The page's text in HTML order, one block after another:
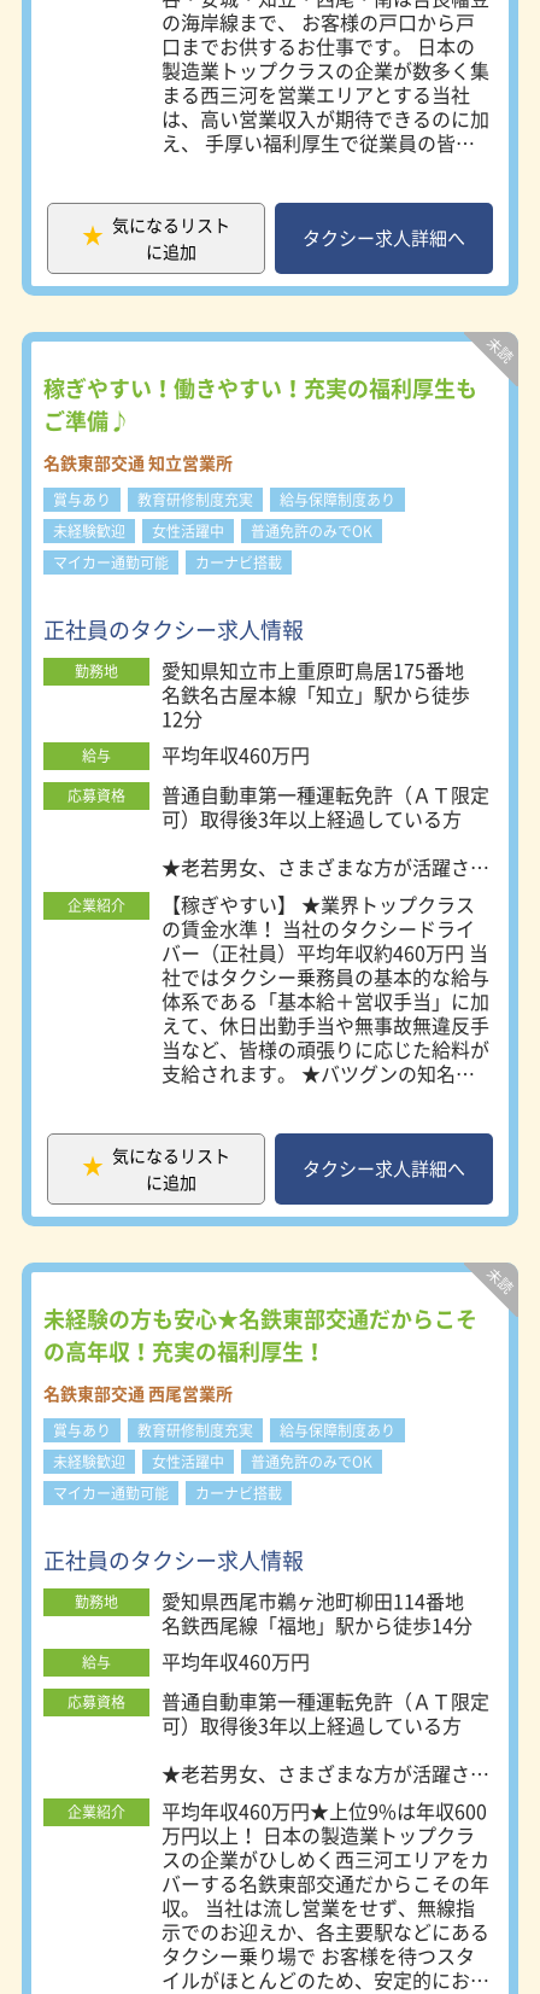
応募下さい！
会社説明・見学だけでもOKです！
の海岸線まで、 お客様の戸口から戸
口までお供するお仕事です。 日本の
製造業トップクラスの企業が数多く集
まる西三河を営業エリアとする当社
は、高い営業収入が期待できるのに加
え、 手厚い福利厚生で従業員の皆様
ラプ活動など、 和気あいあいな雰囲
気の中で、チームワークでお仕事をこ
なしていく職場の雰囲気があります。
あなたも名鉄グループ・従業員の一員
【当社のココが安心】 ★当社に入社
する9割の方が未経験者の方なので運
転・接客のお仕事が未経験の方もご安
心下さい。 独り立ちをするまでに、
導や実車での地理習得等の研修を行い
ます。 独り立ちをしてからも不安な
事やわからない事があれば先輩社員や
管理者がサポートをする体制が整って
います。 ★二種免許をお持ちでない
方二種免許の取得費用は会社が負担し
社員として採用いたします。 ★当社
は流し営業は行わず、無線配車やご予
約のお客様が中心です。なので、収入
の変動はほとんどありません。 ★日
勤制の準社員制度やフレックス社員制
度もありますのでお気軽にご相談下さ
い。 【1日の流れ：例】 １）アルコー
ルチェック、車両点検 ２）お客様を
乗せて目的地まで運転・接客業務
上金の納金業務 ※この間に2時間の休
憩があります。 ■勤務地 本社営業
所：豊田市広久手町二丁目28番地の1
知立営業所：知立市上重原町鳥居175
番地 西尾営業所：西尾市鵜ヶ池町柳
田114番地 ※車通勤OK（無料駐車場
有）
気になるリスト
に追加
タクシー求人詳細へ
稼ぎやすい！働きやすい！充実の福利厚生も
ご準備♪
名鉄東部交通 知立営業所
賞与あり 教育研修制度充実
給与保障制度あり
未経験歓迎
女性活躍中
普通免許のみでOK
マイカー通勤可能
カーナビ搭載
正社員のタクシー求人情報
勤務地
愛知県知立市上重原町鳥居175番地
名鉄名古屋本線「知立」駅から徒歩
12分
給与 平均年収460万円
応募資格
普通自動車第一種運転免許（ＡＴ限定
可）取得後3年以上経過している方
★老若男女、さまざまな方が活躍され
ていますので
少しでもご興味をいただけましたらご
応募下さい！
会社説明・見学だけでもOKです！
企業紹介
【稼ぎやすい】 ★業界トップクラス
の賃金水準！ 当社のタクシードライ
バー（正社員）平均年収約460万円 当
社ではタクシー乗務員の基本的な給与
体系である「基本給＋営収手当」に加
えて、休日出勤手当や無事故無違反手
当など、皆様の頑張りに応じた給料が
支給されます。 ★バツグンの知名度
当社の営業エリア内の企業様や地域住
民の方々などから、多くの配車依頼を
いただいております。 ★名鉄タクシ
ーグループならではの営業施策 「名
イタクラフカード」、「名鉄グループ
プリペイドカード」など、名鉄タクシ
ーグループ各社で利用可能なカードを
作成することで、名鉄タクシーの固定
客づくりに取り組んでいます。 これ
により、多くのリピーターのお客様の
獲得に成功しています。 マナカや
TOICAの交通系ICカードもご利用でき
ます。 【働きやすい】 ★「流し」営
業なし 西三河を営業エリアとしてい
る当社は、都市部で見られるような、
からの配車依頼による無線配車や、駅
や病院など指定のタクシー待機場所で
の待機営業がメインとなります。 無
線による配車の比率はなんと約6割に
達しており、安定した収入の確保につ
ながっています。 ★充実のプライベ
ート 勤務はローテーション制で1ヵ月
前に決まるため、休日の予定が立てや
ます。 ★安心の防犯体制 全車両にド
ライブレコーダーを設置しているほ
か、緊急通報装置や防犯ボードを設置
するなど 乗務員の皆さまが安心して
働けるように十分な防犯対策をしてい
ます。 【充実の福利厚生！】 ★社員
旅行などの厚生行事あります ★名鉄
グループならではのメリット（名鉄グ
ループの様々な施設を従業員価格で利
気になるリスト
に追加
タクシー求人詳細へ
未経験の方も安心★名鉄東部交通だからこそ
の高年収！充実の福利厚生！
名鉄東部交通 西尾営業所
賞与あり 教育研修制度充実
給与保障制度あり
未経験歓迎
女性活躍中
普通免許のみでOK
マイカー通勤可能
カーナビ搭載
正社員のタクシー求人情報
勤務地
愛知県西尾市鵜ヶ池町柳田114番地
名鉄西尾線「福地」駅から徒歩14分
給与 平均年収460万円
応募資格
普通自動車第一種運転免許（ＡＴ限定
可）取得後3年以上経過している方
★老若男女、さまざまな方が活躍され
ていますので
少しでもご興味をいただけましたらご
応募下さい！
会社説明・見学だけでもOKです！
企業紹介
平均年収460万円★上位9%は年収600
万円以上！ 日本の製造業トップクラ
スの企業がひしめく西三河エリアをカ
バーする名鉄東部交通だからこその年
収。 当社は流し営業をせず、無線指
示でのお迎えか、各主要駅などにある
タクシー乗り場で お客様を待つスタ
イルがほとんどのため、安定的にお客